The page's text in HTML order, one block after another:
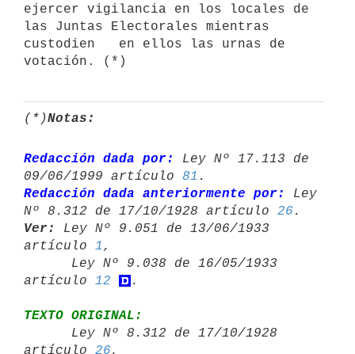
ejercer vigilancia en los locales de
las Juntas Electorales mientras
custodien   en ellos las urnas de
votación. (*)
(*)Notas:
Redacción dada por:
Ley Nº 17.113 de
09/06/1999 artículo 81
Redacción dada anteriormente por:
Ley
Nº 8.312 de 17/10/1928 artículo 26
Ver:
Ley Nº 9.051 de 13/06/1933
artículo 1 ,
artículo 12
TEXTO ORIGINAL:
artículo 26,